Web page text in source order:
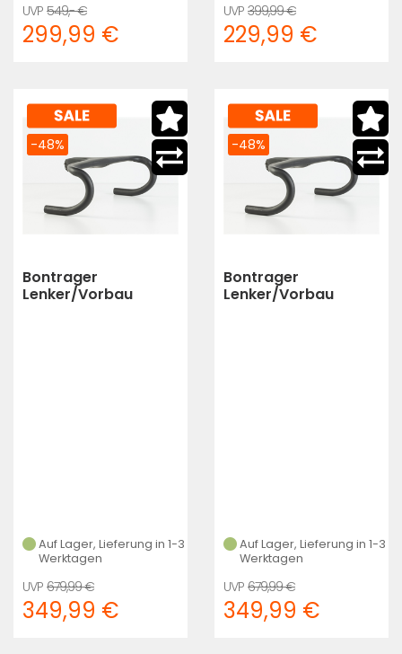
549,- €
299,99 €
399,99 €
229,99 €
Bontrager
Lenker/Vorbau
Auf Lager, Lieferung in 1-3
Werktagen
-48%
679,99 €
349,99 €
Bontrager
Lenker/Vorbau
Auf Lager, Lieferung in 1-3
Werktagen
-48%
679,99 €
349,99 €